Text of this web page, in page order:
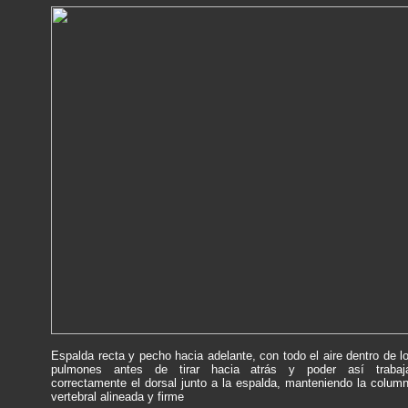
Espalda recta y pecho hacia adelante, con todo el aire dentro de
pulmones antes de tirar hacia atrás y poder así
correctamente el dorsal junto a la espalda, manteniendo la
vertebral alineada y firme